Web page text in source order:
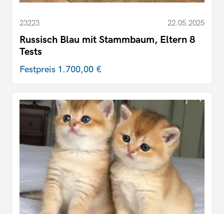
23223 22.05.2025
Russisch Blau mit Stammbaum, Eltern 8
Tests
Festpreis 1.700,00 €